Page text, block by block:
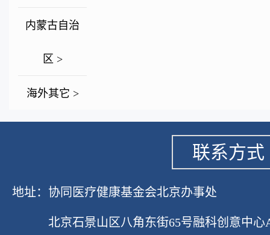
内蒙古自治
区 >
海外其它 >
联系方式
地址：协同医疗健康基金会北京办事处
北京石景山区八角东街65号融科创意中心